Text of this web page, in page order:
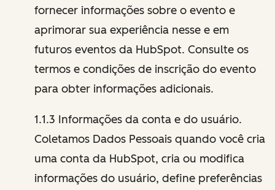
fornecer informações sobre o evento e
aprimorar sua experiência nesse e em
futuros eventos da HubSpot. Consulte os
termos e condições de inscrição do evento
para obter informações adicionais.
1.1.3 Informações da conta e do usuário.
Coletamos Dados Pessoais quando você cria
uma conta da HubSpot, cria ou modifica
informações do usuário, define preferências